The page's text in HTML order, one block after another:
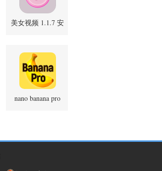
美女视频 1.1.7 安
nano banana pro